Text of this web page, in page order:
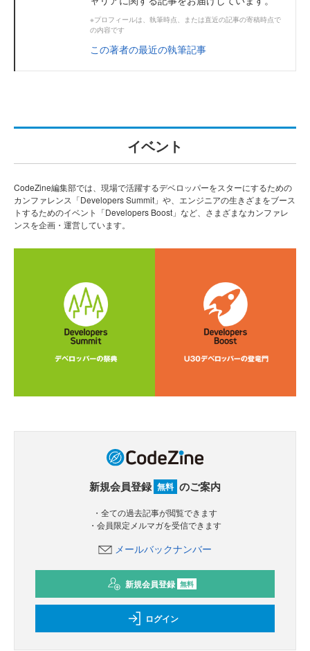
※プロフィールは、執筆時点、または直近の記事の寄稿時点で
の内容です
この著者の最近の執筆記事
イベント
CodeZine編集部では、現場で活躍するデベロッパーをスターにするための
カンファレンス「Developers Summit」や、エンジニアの生きざまをブース
トするためのイベント「Developers Boost」など、さまざまなカンファレ
ンスを企画・運営しています。
新規会員登録 無料 のご案内
・全ての過去記事が閲覧できます
・会員限定メルマガを受信できます
メールバックナンバー
新規会員登録 無料
ログイン